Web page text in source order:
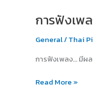
การฟังเพ
General/Thai
การฟังเพลง… มีผ
เพลง
ผล
นิสัย
เด็กๆ
Read More »